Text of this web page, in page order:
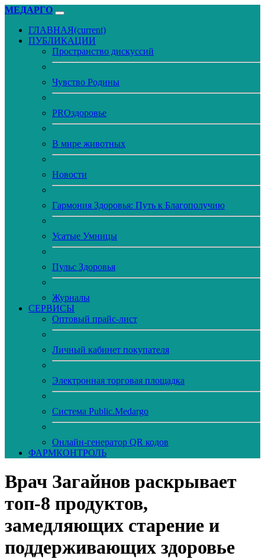
МЕДАРГО
ГЛАВНАЯ(current)
ПУБЛИКАЦИИ
Пространство дискуссий
Чувство Родины
PROздоровье
В мире животных
Новости
Гармония Здоровья: Путь к Благополучию
Усатые Умницы
Пульс Здоровья
Журналы
CЕРВИСЫ
Оптовый прайс-лист
Личный кабинет покупателя
Электронная торговая площадка
Система Public.Medargo
Онлайн-генератор QR кодов
ФАРМКОНТРОЛЬ
Врач Загайнов раскрывает
топ-8 продуктов,
замедляющих старение и
поддерживающих здоровье